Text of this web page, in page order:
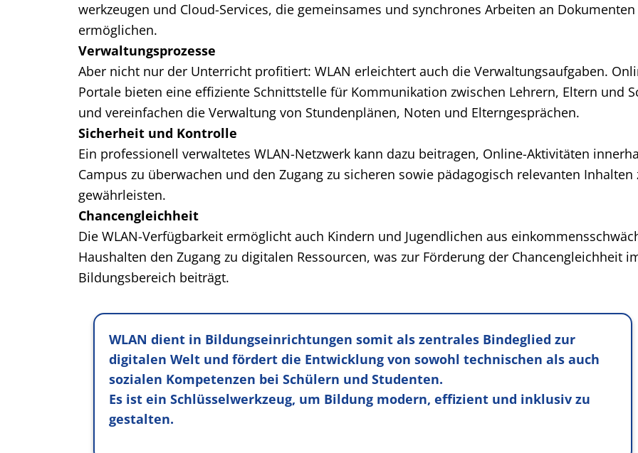
werkzeugen und Cloud-Services, die gemeinsames und synchrones Arbeiten an Dokumenten
ermöglichen.
Verwaltungsprozesse
Aber nicht nur der Unterricht profitiert: WLAN erleichtert auch die Verwaltungsaufgaben.
Portale bieten eine effiziente Schnittstelle für Kommunikation zwischen Lehrern, Eltern und
und vereinfachen die Verwaltung von Stundenplänen, Noten und Elterngesprächen.
Sicherheit und Kontrolle
Ein professionell verwaltetes WLAN-Netzwerk kann dazu beitragen, Online-Aktivitäten
Campus zu überwachen und den Zugang zu sicheren sowie pädagogisch relevanten Inhalten
gewährleisten.
Chancengleichheit
Die WLAN-Verfügbarkeit ermöglicht auch Kindern und Jugendlichen aus
Haushalten den Zugang zu digitalen Ressourcen, was zur Förderung der Chancengleichheit
Bildungsbereich beiträgt.
WLAN dient in Bildungseinrichtungen somit als zentrales Bindeglied zur
digitalen Welt und fördert die Entwicklung von sowohl technischen als auch
sozialen Kompetenzen bei Schülern und Studenten.
Es ist ein Schlüsselwerkzeug, um Bildung modern, effizient und inklusiv zu
gestalten.